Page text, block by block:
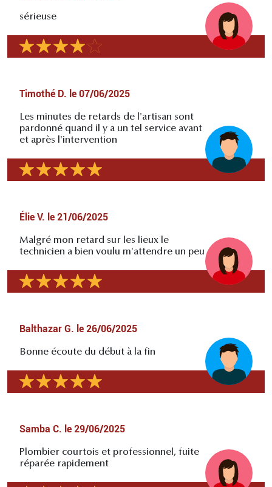
sérieuse
Timothé D. le 07/06/2025
Les minutes de retards de l'artisan sont
pardonné quand il y a un tel service avant
et après l'intervention
Élie V. le 21/06/2025
Malgré mon retard sur les lieux le
technicien a bien voulu m'attendre un peu
Balthazar G. le 26/06/2025
Bonne écoute du début à la fin
Samba C. le 29/06/2025
Plombier courtois et professionnel, fuite
réparée rapidement